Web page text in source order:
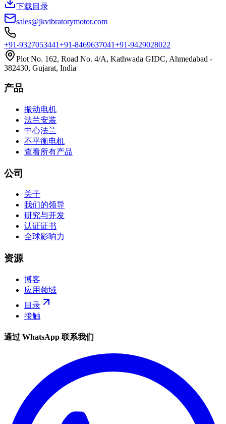
下载目录
sales@jkvibratorymotor.com
+91-9327053441+91-8469637041+91-9429028022
Plot No. 162, Road No. 4/A, Kathwada GIDC, Ahmedabad -
382430, Gujarat, India
产品
振动电机
法兰安装
中心法兰
不平衡电机
查看所有产品
公司
关于
我们的领导
研究与开发
认证证书
全球影响力
资源
博客
应用领域
目录
接触
通过 WhatsApp 联系我们